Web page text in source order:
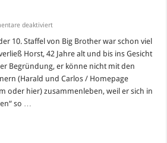
deaktiviertfür
Brother
Erste
Pöbeleien
–
Wer
heute
10. Staffel von Big Brother war schon viel
Horst, 42 Jahre alt und bis ins Gesicht
Begründung, er könne nicht mit den
(Harald und Carlos / Homepage
oder hier) zusammenleben, weil er sich in
so …